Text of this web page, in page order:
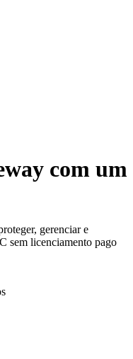
com um
gerenciar e
sem licenciamento pago